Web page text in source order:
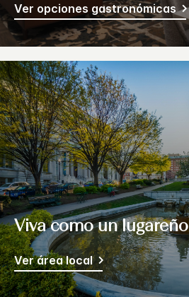
Ver opciones gastronómicas
Viva como un lugareño
Ver área local